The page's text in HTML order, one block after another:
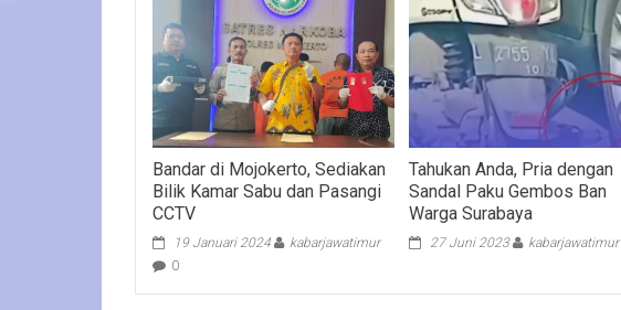
Bandar di Mojokerto, Sediakan
Bilik Kamar Sabu dan Pasangi
CCTV
19 Januari 2024
kabarjawatimur
0
Tahukan Anda, Pria dengan
Sandal Paku Gembos Ban
Warga Surabaya
27 Juni 2023 kabarjawatimur